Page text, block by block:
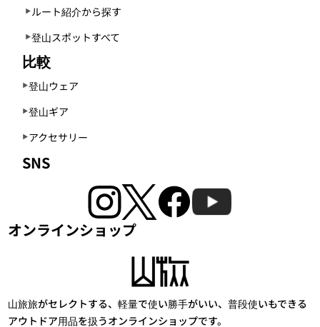
ルート紹介から探す
登山スポットすべて
比較
登山ウェア
登山ギア
アクセサリー
SNS
オンラインショップ
山旅旅がセレクトする、軽量で使い勝手がいい、普段使いもできる
アウトドア用品を扱うオンラインショップです。